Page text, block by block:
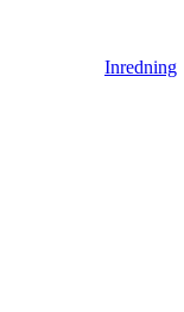
Inredning